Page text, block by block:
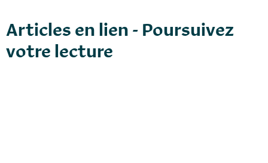
Articles en lien - Poursuivez
votre lecture